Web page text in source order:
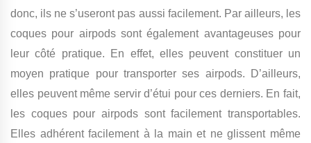
donc, ils ne s’useront pas aussi facilement. Par ailleurs, les
coques pour airpods sont également avantageuses pour
leur côté pratique. En effet, elles peuvent constituer un
moyen pratique pour transporter ses airpods. D’ailleurs,
elles peuvent même servir d’étui pour ces derniers. En fait,
les coques pour airpods sont facilement transportables.
Elles adhérent facilement à la main et ne glissent même